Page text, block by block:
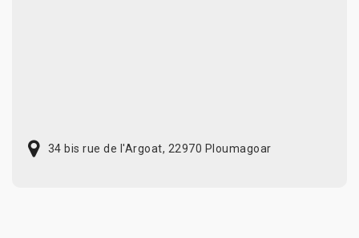
34 bis rue de l'Argoat, 22970 Ploumagoar